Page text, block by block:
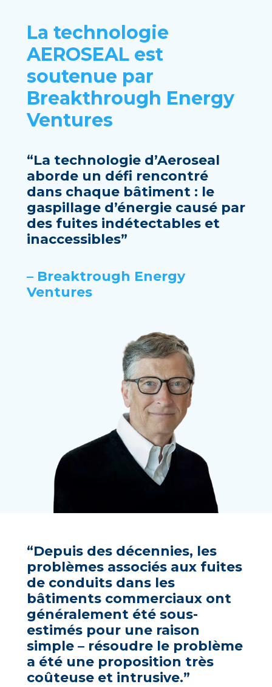
La technologie
AEROSEAL est
soutenue par
Breakthrough Energy
Ventures
“La technologie d’Aeroseal
aborde un défi rencontré
dans chaque bâtiment : le
gaspillage d’énergie causé par
des fuites indétectables et
inaccessibles”
– Breaktrough Energy
Ventures
“Depuis des décennies, les
problèmes associés aux fuites
de conduits dans les
bâtiments commerciaux ont
généralement été sous-
estimés pour une raison
simple – résoudre le problème
a été une proposition très
coûteuse et intrusive.”